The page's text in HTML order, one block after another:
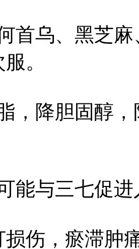
首乌、黑芝
。
，降胆固醇
能与三七促
损伤，瘀滞肿